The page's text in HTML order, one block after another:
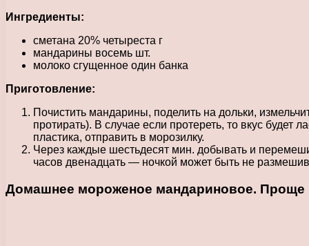
Ингредиенты:
сметана 20% четыреста г
мандарины восемь шт.
молоко сгущенное один банка
Приготовление:
Почистить мандарины, поделить на дольки,
протирать). В случае если протереть, то вкус
пластика, отправить в морозилку.
Через каждые шестьдесят мин. добывать и
часов двенадцать — ночкой может быть не
Домашнее мороженое мандариновое. Проще